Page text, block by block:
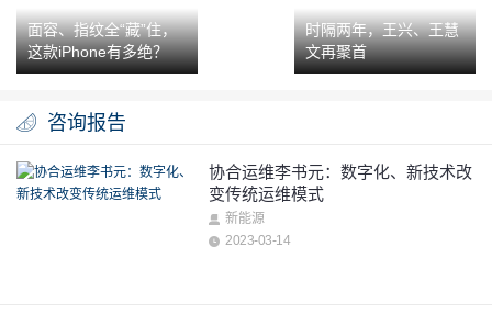
面容、指纹全“藏”住，
这款iPhone有多绝？
时隔两年，王兴、王慧
文再聚首
咨询报告
协合运维李书元：数字化、新技术改
变传统运维模式
新能源
2023-03-14